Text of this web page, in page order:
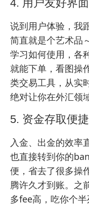
4. 用户友好界
说到用户体验，我
简直就是个艺术品
学习如何使用，各
就能下单，看图操
类交易工具，从实
绝对让你在外汇领
5. 资金存取便
入金、出金的效率
也直接转到你的
便，省去了很多操
腾许久才到账。之
多fee高，吃你个